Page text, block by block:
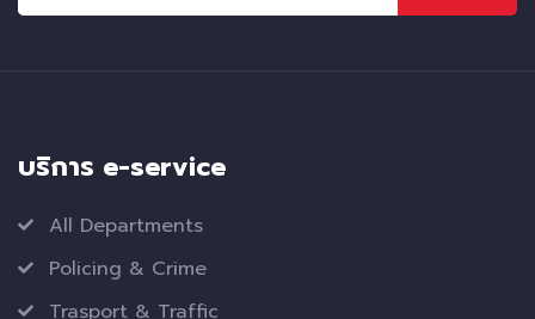
บริการ e-service
All Departments
Policing & Crime
Trasport & Traffic